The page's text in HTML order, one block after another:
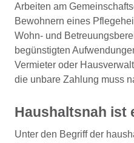
Arbeiten am
Bewohnern eines
Wohn- und
begünstigten
Vermieter oder
die unbare Zahlung muss
Haushaltsnah ist
Unter den Begriff der